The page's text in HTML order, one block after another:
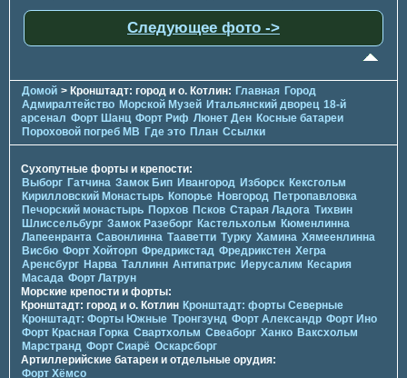
Следующее фото ->
Домой > Кронштадт: город и о. Котлин: Главная Город
Адмиралтейство Морской Музей Итальянский дворец 18-й
арсенал Форт Шанц Форт Риф Люнет Ден Косные батареи
Пороховой погреб МВ Где это План Ссылки
Сухопутные форты и крепости:
Выборг Гатчина Замок Бип Ивангород Изборск Кексгольм
Кирилловский Монастырь Копорье Новгород Петропавловка
Печорcкий монастырь Порхов Псков Старая Ладога Тихвин
Шлиссельбург Замок Разеборг Кастельхольм Кюменлинна
Лапеенранта Савонлинна Тааветти Турку Хамина Хямеенлинна
Висбю Форт Хойторп Фредрикстад Фредрикстен Хегра
Аренсбург Нарва Таллинн Антипатрис Иерусалим Кесария
Масада Форт Латрун
Морские крепости и форты:
Кронштадт: город и о. Котлин Кронштадт: форты Северные
Кронштадт: Форты Южные Тронгзунд Форт Александр Форт Ино
Форт Красная Горка Свартхольм Свеаборг Ханко Ваксхольм
Марстранд Форт Сиарё Оскарсборг
Артиллерийские батареи и отдельные орудия:
Форт Хёмсо